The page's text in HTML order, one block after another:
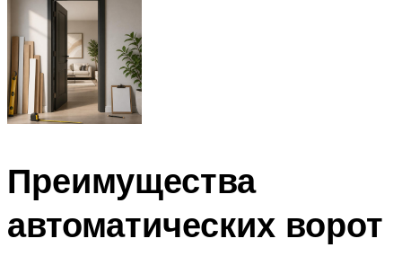
Преимущества
автоматических ворот